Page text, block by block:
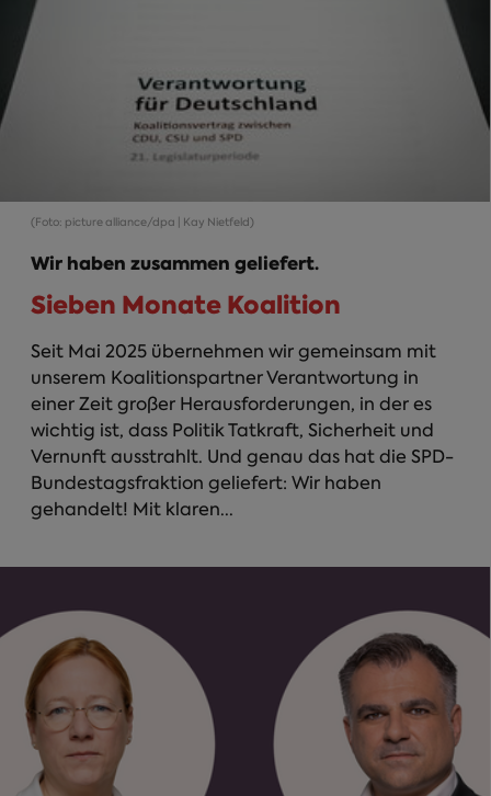
(Foto: picture alliance/dpa | Kay Nietfeld)
Wir haben zusammen geliefert.
Sieben Monate Koalition
Seit Mai 2025 übernehmen wir gemeinsam mit
unserem Koalitionspartner Verantwortung in
einer Zeit großer Herausforderungen, in der es
wichtig ist, dass Politik Tatkraft, Sicherheit und
Vernunft ausstrahlt. Und genau das hat die SPD-
Bundestagsfraktion geliefert: Wir haben
gehandelt! Mit klaren...